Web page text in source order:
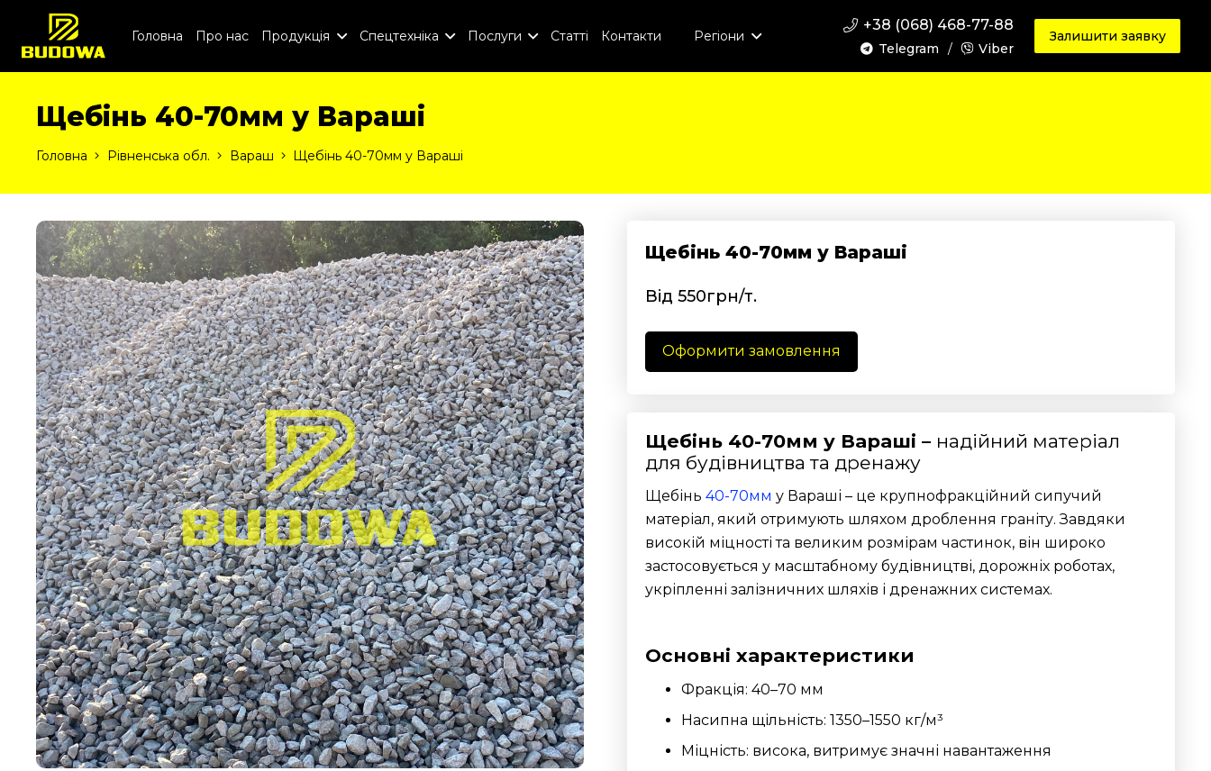
Головна Про нас Продукція Спецтехніка Послуги Статті Контакти Регіони
+38 (068) 468-77-88
Telegram / Viber
Залишити заявку
Щебінь 40-70мм у Вараші
Головна Рівненська обл. Вараш Щебінь 40-70мм у Вараші
Щебінь 40-70мм у Вараші
Від 550грн/т.
Оформити замовлення
Щебінь 40-70мм у Вараші – надійний матеріал
для будівництва та дренажу
Щебінь 40-70мм у Вараші – це крупнофракційний сипучий
матеріал, який отримують шляхом дроблення граніту. Завдяки
високій міцності та великим розмірам частинок, він широко
застосовується у масштабному будівництві, дорожніх роботах,
укріпленні залізничних шляхів і дренажних системах.
Основні характеристики
Фракція: 40–70 мм
Насипна щільність: 1350–1550 кг/м³
Міцність: висока, витримує значні навантаження